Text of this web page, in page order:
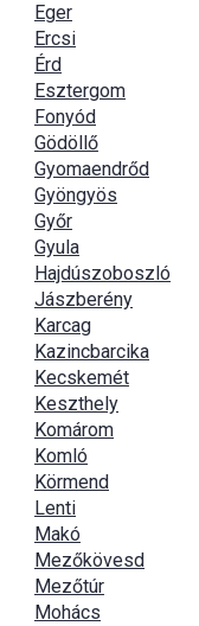
Eger
Ercsi
Érd
Esztergom
Fonyód
Gödöllő
Gyomaendrőd
Gyöngyös
Győr
Gyula
Hajdúszoboszló
Jászberény
Karcag
Kazincbarcika
Kecskemét
Keszthely
Komárom
Komló
Körmend
Lenti
Makó
Mezőkövesd
Mezőtúr
Mohács